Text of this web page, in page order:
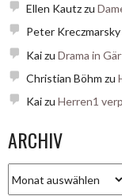
Ellen Kautzzu
Peter Kreczmarsky
Kaizu Drama in
Christian Böhm zu
Kaizu Herren1
ARCHIV